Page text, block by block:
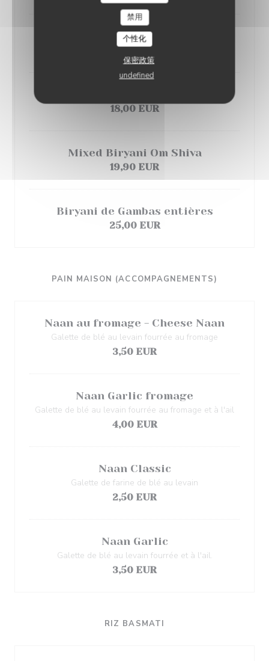
禁用
个性化
保密政策
undefined
Biryani de crevettes
17,00 EUR
18,00 EUR
Mixed Biryani Om Shiva
19,90 EUR
Biryani de Gambas entières
25,00 EUR
PAIN MAISON (ACCOMPAGNEMENTS)
Naan au fromage - Cheese Naan
Galette de blé au levain fourrée au fromage
3,50 EUR
Naan Garlic fromage
Galette de blé au levain fourrée au fromage et à l'ail
4,00 EUR
Naan Classic
Galette de farine de blé au levain
2,50 EUR
Naan Garlic
Galette de blé au levain fourrée et à l'ail.
3,50 EUR
RIZ BASMATI